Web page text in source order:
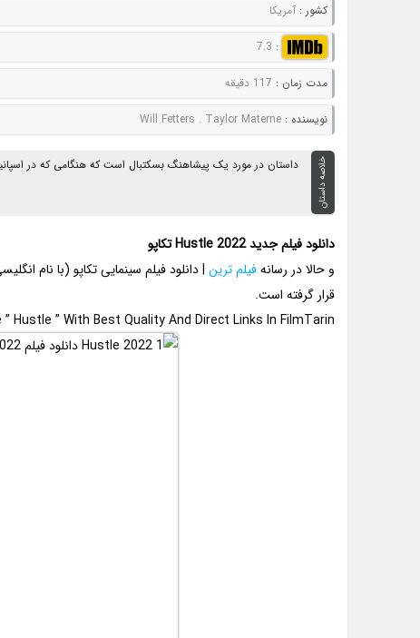
کشور :آمریکا
:
7.3
مدت زمان : 117 دقیقه
نويسنده :Will Fetters . Taylor Materne
خلاصه داستان داستان در مورد یک پیشاهنگ بسکتبال است که هنگامی که در
دانلود فیلم جدید Hustle 2022 تکاپو
و حالا در رسانهفیلم ترین
قرار گرفته است.
Hustle ” With Best Quality And Direct Links In FilmTarin